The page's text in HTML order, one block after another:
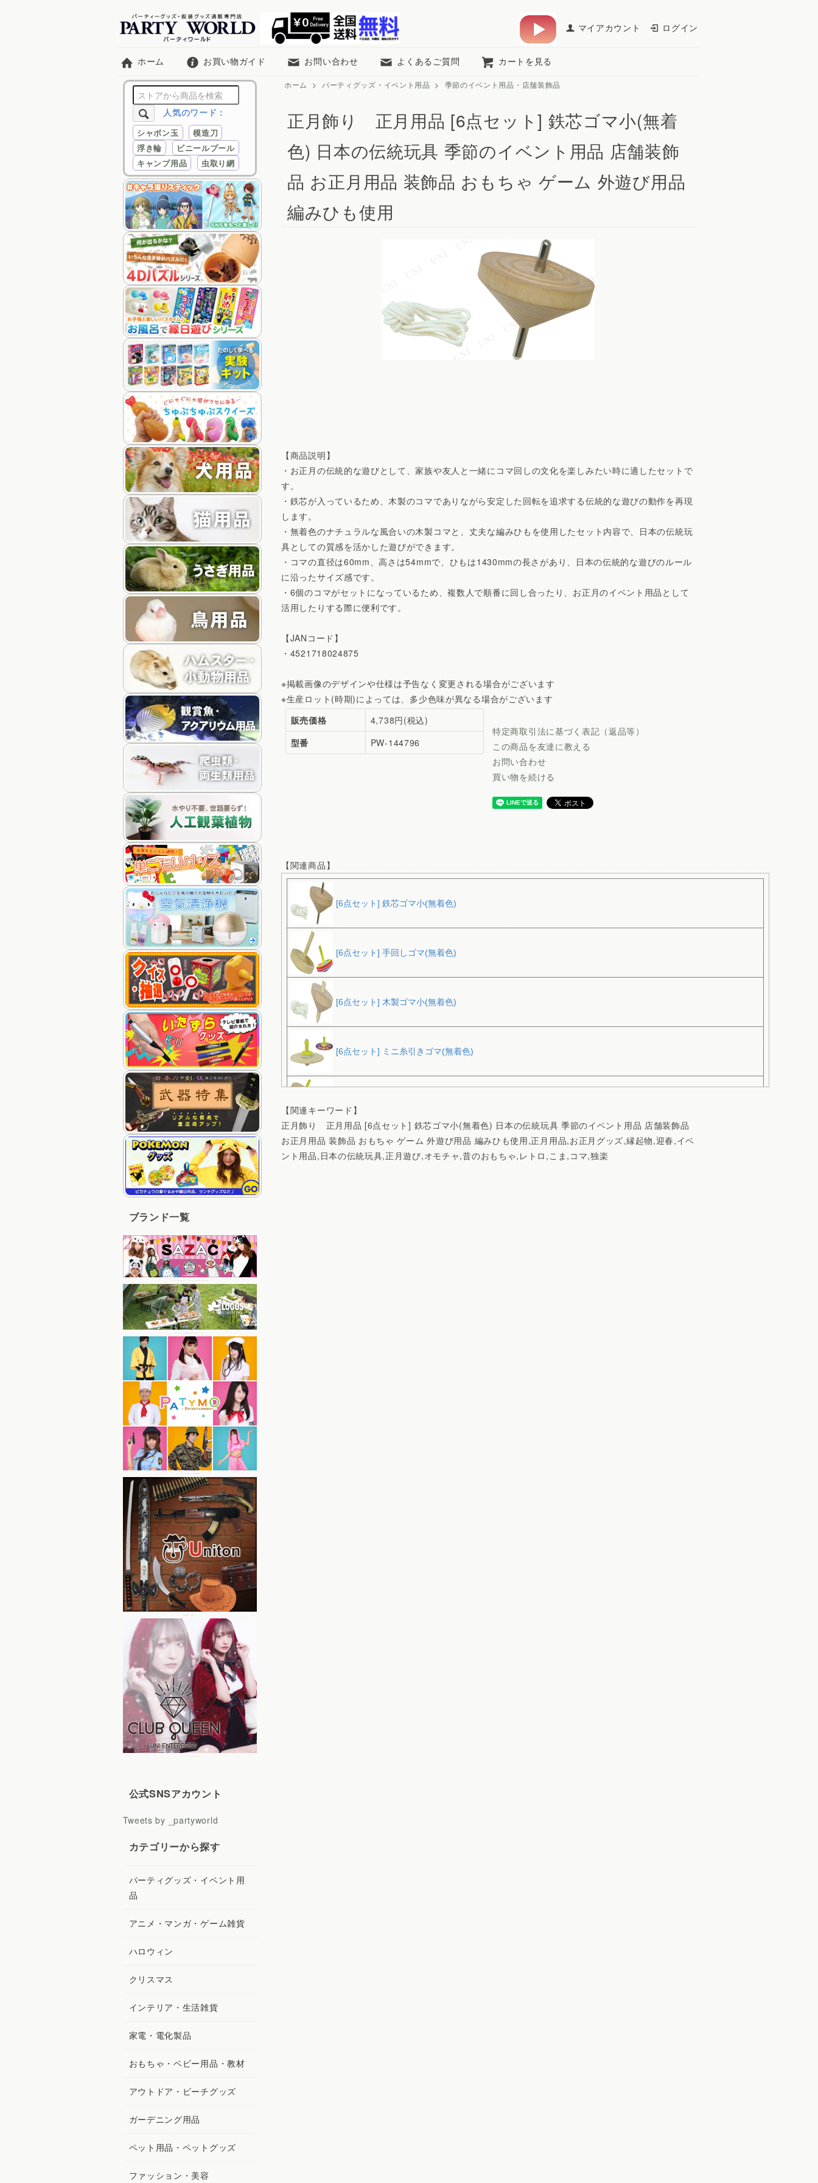
マイアカウント ログイン
ホーム お買い物ガイド お問い合わせ よくあるご質問 カートを見る
ホーム > パーティグッズ・イベント用品 > 季節のイベント用品・店舗装飾品
正月飾り 正月用品 [6点セット] 鉄芯ゴマ小(無着
色) 日本の伝統玩具 季節のイベント用品 店舗装飾
品 お正月用品 装飾品 おもちゃ ゲーム 外遊び用品
編みひも使用
【商品説明】
・お正月の伝統的な遊びとして、家族や友人と一緒にコマ回しの文化を楽しみたい時に適したセットで
す。
・鉄芯が入っているため、木製のコマでありながら安定した回転を追求する伝統的な遊びの動作を再現
します。
・無着色のナチュラルな風合いの木製コマと、丈夫な編みひもを使用したセット内容で、日本の伝統玩
具としての質感を活かした遊びができます。
・コマの直径は60mm、高さは54mmで、ひもは1430mmの長さがあり、日本の伝統的な遊びのルール
に沿ったサイズ感です。
・6個のコマがセットになっているため、複数人で順番に回し合ったり、お正月のイベント用品として
活用したりする際に便利です。
【JANコード】
・4521718024875
※掲載画像のデザインや仕様は予告なく変更される場合がございます
※生産ロット(時期)によっては、多少色味が異なる場合がございます
販売価格
4,738円(税込)
型番
PW-144796
特定商取引法に基づく表記（返品等）
この商品を友達に教える
お問い合わせ
買い物を続ける
【関連商品】
【関連キーワード】
正月飾り 正月用品 [6点セット] 鉄芯ゴマ小(無着色) 日本の伝統玩具 季節のイベント用品 店舗装飾品
お正月用品 装飾品 おもちゃ ゲーム 外遊び用品 編みひも使用,正月用品,お正月グッズ,縁起物,迎春,イベ
ント用品,日本の伝統玩具,正月遊び,オモチャ,昔のおもちゃ,レトロ,こま,コマ,独楽
人気のワード：
シャボン玉
模造刀
浮き輪
ビニールプール
キャンプ用品
虫取り網
ブランド一覧
公式SNSアカウント
Tweets by _partyworld
カテゴリーから探す
パーティグッズ・イベント用
品
アニメ・マンガ・ゲーム雑貨
ハロウィン
クリスマス
インテリア・生活雑貨
家電・電化製品
おもちゃ・ベビー用品・教材
アウトドア・ビーチグッズ
ガーデニング用品
ペット用品・ペットグッズ
ファッション・美容